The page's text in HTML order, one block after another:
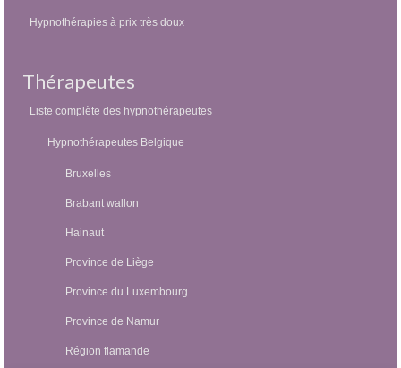
Hypnothérapies à prix très doux
Thérapeutes
Liste complète des hypnothérapeutes
Hypnothérapeutes Belgique
Bruxelles
Brabant wallon
Hainaut
Province de Liège
Province du Luxembourg
Province de Namur
Région flamande